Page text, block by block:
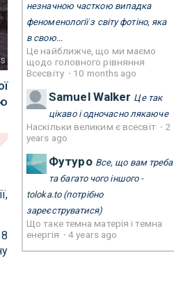
незначною часткою випадка
феноменології з світу фотіно, яка
в свою...
Це найближче, що ми маємо
щодо головного рівняння
Всесвіту · 10 months ago
Samuel Walker Це так
цікаво і одночасно лякаюче
Наскільки великим є всесвіт · 2
years ago
Футуро Все, що вам треба
та багато чого іншого -
toloka.to(потрібно
зареєструватися)
Що таке темна матерія і темна
енергія ·4 years ago